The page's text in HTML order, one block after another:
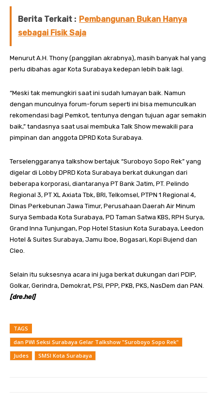
Berita Terkait : Pembangunan Bukan Hanya
sebagai Fisik Saja
Menurut A.H. Thony (panggilan akrabnya), masih banyak hal yang
perlu dibahas agar Kota Surabaya kedepan lebih baik lagi.
“Meski tak memungkiri saat ini sudah lumayan baik. Namun
dengan munculnya forum-forum seperti ini bisa memunculkan
rekomendasi bagi Pemkot, tentunya dengan tujuan agar semakin
baik,” tandasnya saat usai membuka Talk Show mewakili para
pimpinan dan anggota DPRD Kota Surabaya.
Terselenggaranya talkshow bertajuk “Suroboyo Sopo Rek” yang
digelar di Lobby DPRD Kota Surabaya berkat dukungan dari
beberapa korporasi, diantaranya PT Bank Jatim, PT. Pelindo
Regional 3, PT XL Axiata Tbk, BRI, Telkomsel, PTPN 1 Regional 4,
Dinas Perkebunan Jawa Timur, Perusahaan Daerah Air Minum
Surya Sembada Kota Surabaya, PD Taman Satwa KBS, RPH Surya,
Grand Inna Tunjungan, Pop Hotel Stasiun Kota Surabaya, Leedon
Hotel & Suites Surabaya, Jamu Iboe, Bogasari, Kopi Bujend dan
Cleo.
Selain itu suksesnya acara ini juga berkat dukungan dari PDIP,
Golkar, Gerindra, Demokrat, PSI, PPP, PKB, PKS, NasDem dan PAN.
[dre.hel]
TAGS
dan PWI Seksi Surabaya Gelar Talkshow "Suroboyo Sopo Rek"
Judes
SMSI Kota Surabaya